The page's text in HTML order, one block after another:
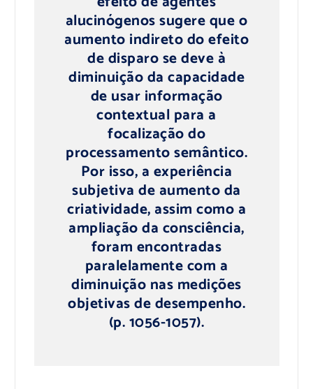
alucinógenos sugere que o
aumento indireto do efeito
de disparo se deve à
diminuição da capacidade
de usar informação
contextual para a
focalização do
processamento semântico.
Por isso, a experiência
subjetiva de aumento da
criatividade, assim como a
ampliação da consciência,
foram encontradas
paralelamente com a
diminuição nas medições
objetivas de desempenho.
(p. 1056-1057).